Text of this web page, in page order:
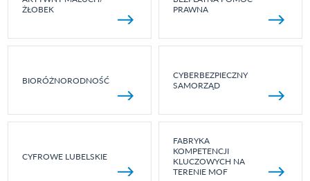
ŻŁOBEK
PRAWNA
BIORÓŻNORODNOŚĆ
CYBERBEZPIECZNY
SAMORZĄD
CYFROWE LUBELSKIE
FABRYKA
KOMPETENCJI
KLUCZOWYCH NA
TERENIE MOF